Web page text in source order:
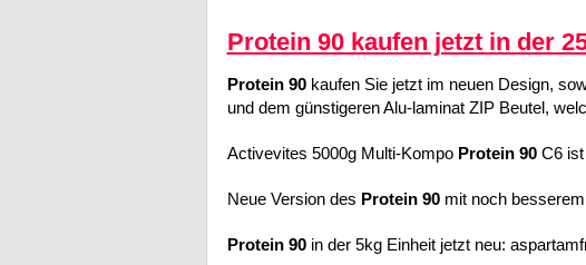
Protein 90 kaufen jetzt in der
Protein 90kaufen Sie jetzt im neuen Design,
und dem günstigeren Alu-laminat ZIP Beutel,
Activevites 5000g Multi-Kompo Protein 90C6 ist
Neue Version des Protein 90mit noch
Protein 90in der 5kg Einheit jetzt neu: